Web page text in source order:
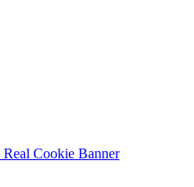
Cookie Banner